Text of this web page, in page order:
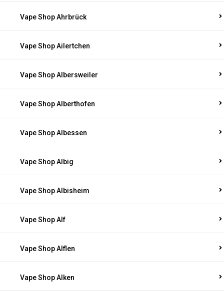
Vape Shop Ahrbrück
Vape Shop Ailertchen
Vape Shop Albersweiler
Vape Shop Alberthofen
Vape Shop Albessen
Vape Shop Albig
Vape Shop Albisheim
Vape Shop Alf
Vape Shop Alflen
Vape Shop Alken